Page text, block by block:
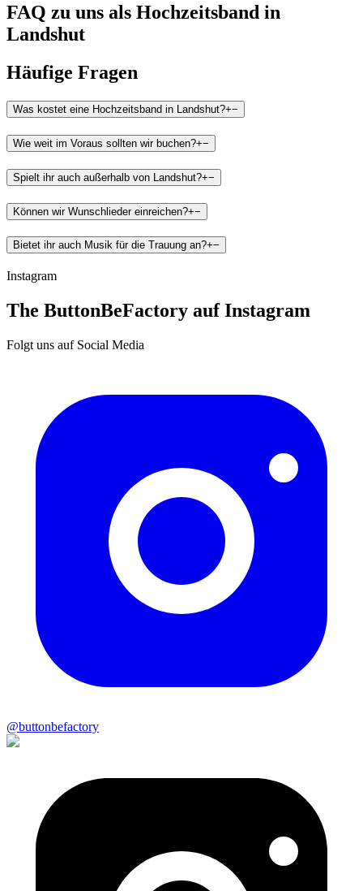
FAQ zu uns als Hochzeitsband in
Landshut
Häufige Fragen
Was kostet eine Hochzeitsband in Landshut?+−
Wie weit im Voraus sollten wir buchen?+−
Spielt ihr auch außerhalb von Landshut?+−
Können wir Wunschlieder einreichen?+−
Bietet ihr auch Musik für die Trauung an?+−
Instagram
The ButtonBeFactory auf Instagram
Folgt uns auf Social Media
@buttonbefactory